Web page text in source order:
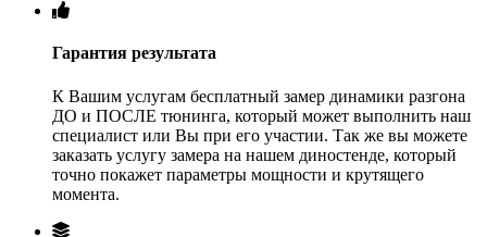
Гарантия результата
К Вашим услугам бесплатный замер динамики разгона
ДО и ПОСЛЕ тюнинга, который может выполнить наш
специалист или Вы при его участии. Так же вы можете
заказать услугу замера на нашем диностенде, который
точно покажет параметры мощности и крутящего
момента.